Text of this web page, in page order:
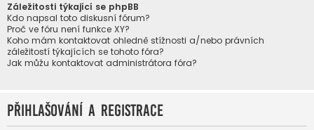
Záležitosti týkající se phpBB
Kdo napsal toto diskusní fórum?
Proč ve fóru není funkce XY?
Koho mám kontaktovat ohledně stížnosti a/nebo právních
záležitostí týkajících se tohoto fóra?
Jak můžu kontaktovat administrátora fóra?
Přihlašování a registrace